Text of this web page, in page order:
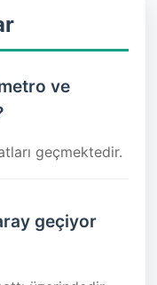
ve
geçmektedir.
geçiyor